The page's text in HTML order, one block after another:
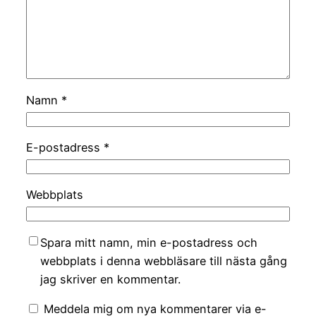
Namn *
E-postadress *
Webbplats
Spara mitt namn, min e-postadress och
webbplats i denna webbläsare till nästa gång
jag skriver en kommentar.
Meddela mig om nya kommentarer via e-